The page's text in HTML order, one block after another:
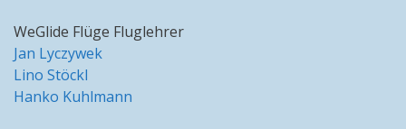
WeGlide Flüge Fluglehrer
Jan Lyczywek
Lino Stöckl
Hanko Kuhlmann